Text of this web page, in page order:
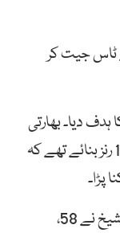
ٹاس جیت کر
کو جیت کے لیے 230 رنز کا ہدف دیا۔ بھارتی
ٹیم نے ہدف کے تعاقب میں تین اوورز میں17 رنز بنائے تھے کہ
پڑا۔
اس سے پہلے نیپال کی جانب سے آصف شیخ نے 58،